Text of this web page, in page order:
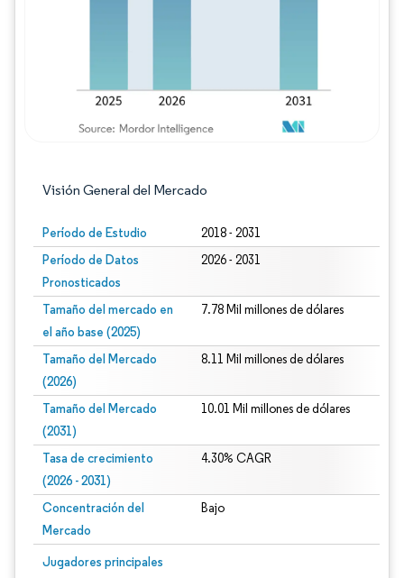
Visión General del Mercado
Período de Estudio 2018 - 2031
Período de Datos
Pronosticados
2026 - 2031
Tamaño del mercado en
el año base (2025)
7.78 Mil millones de dólares
Tamaño del Mercado
(2026)
8.11 Mil millones de dólares
Tamaño del Mercado
(2031)
10.01 Mil millones de dólares
Tasa de crecimiento
(2026 - 2031)
4.30% CAGR
Concentración del
Mercado
Bajo
Jugadores principales
Imagen © Mordor Intelligence. El uso requiere atribución según CC BY 4.0.